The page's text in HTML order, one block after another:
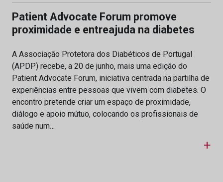
Patient Advocate Forum promove
proximidade e entreajuda na diabetes
A Associação Protetora dos Diabéticos de Portugal
(APDP) recebe, a 20 de junho, mais uma edição do
Patient Advocate Forum, iniciativa centrada na partilha de
experiências entre pessoas que vivem com diabetes. O
encontro pretende criar um espaço de proximidade,
diálogo e apoio mútuo, colocando os profissionais de
saúde num…
+